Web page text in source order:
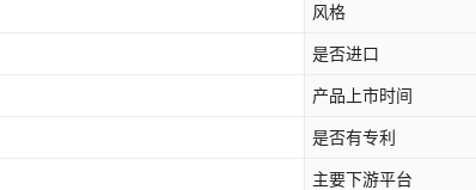
风格
是否进口
产品上市时间
是否有专利
主要下游平台